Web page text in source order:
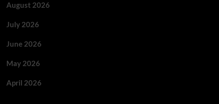
August 2026
July 2026
June 2026
May 2026
April 2026